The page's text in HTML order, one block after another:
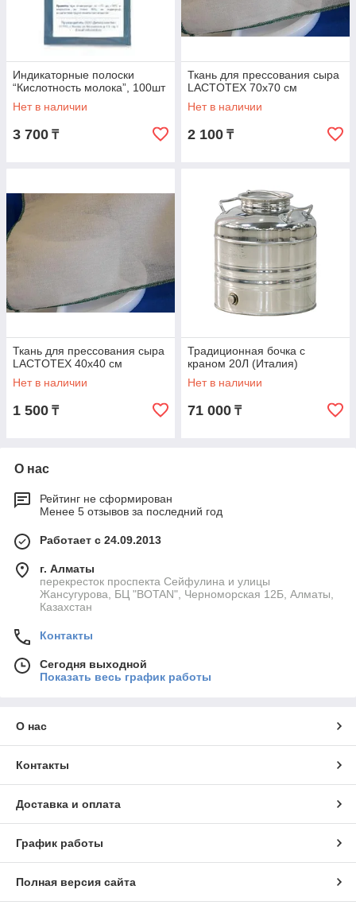
Индикаторные полоски
“Кислотность молока”, 100шт
Нет в наличии
3 700 ₸
Ткань для прессования сыра
LACTOTEX 70х70 см
Нет в наличии
2 100 ₸
Ткань для прессования сыра
LACTOTEX 40х40 см
Нет в наличии
1 500 ₸
Традиционная бочка с
краном 20Л (Италия)
Нет в наличии
71 000 ₸
О нас
Рейтинг не сформирован
Менее 5 отзывов за последний год
Работает с 24.09.2013
г. Алматы
перекресток проспекта Сейфулина и улицы
Жансугурова, БЦ "BOTAN", Черноморская 12Б, Алматы,
Казахстан
Контакты
Сегодня выходной
Показать весь график работы
О нас
Контакты
Доставка и оплата
График работы
Полная версия сайта